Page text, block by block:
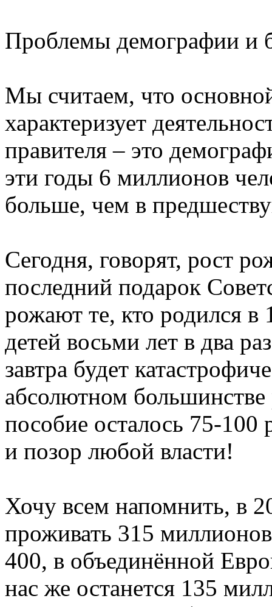
Проблемы демографии и
Мы считаем, что
характеризует
правителя – это
эти годы 6 миллионов
больше, чем в
Сегодня, говорят, рост
последний подарок
рожают те, кто родился в
детей восьми лет в два
завтра будет
абсолютном большинстве
пособие осталось 75-100
и позор любой власти!
Хочу всем напомнить, в
проживать 315
400, в объединённой
нас же останется 135